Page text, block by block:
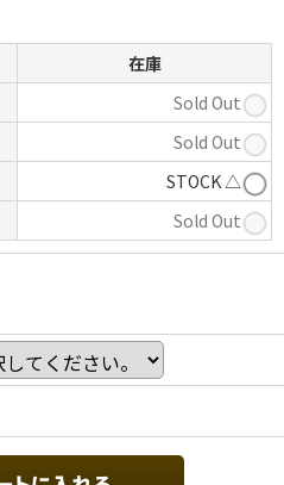
在庫
Sold Out
Sold Out
STOCK △
Sold Out